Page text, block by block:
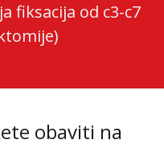
fiksacija od c3-c7
obaviti na